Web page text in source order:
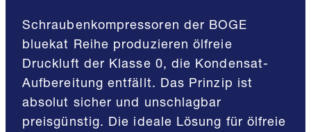
Schraubenkompressoren der BOGE
bluekat Reihe produzieren ölfreie
Druckluft der Klasse 0, die Kondensat-
Aufbereitung entfällt. Das Prinzip ist
absolut sicher und unschlagbar
preisgünstig. Die ideale Lösung für ölfreie